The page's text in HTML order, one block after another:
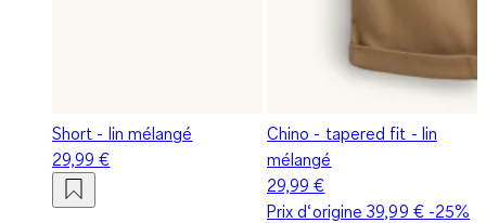
Short - lin mélangé
29,99 €
Chino - tapered fit - lin
mélangé
29,99 €
Prix d‘origine39,99 €-25%